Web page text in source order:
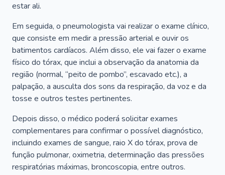
estar ali.
Em seguida, o pneumologista vai realizar o exame clínico,
que consiste em medir a pressão arterial e ouvir os
batimentos cardíacos. Além disso, ele vai fazer o exame
físico do tórax, que inclui a observação da anatomia da
região (normal, “peito de pombo”, escavado etc.), a
palpação, a ausculta dos sons da respiração, da voz e da
tosse e outros testes pertinentes.
Depois disso, o médico poderá solicitar exames
complementares para confirmar o possível diagnóstico,
incluindo exames de sangue, raio X do tórax, prova de
função pulmonar, oximetria, determinação das pressões
respiratórias máximas, broncoscopia, entre outros.